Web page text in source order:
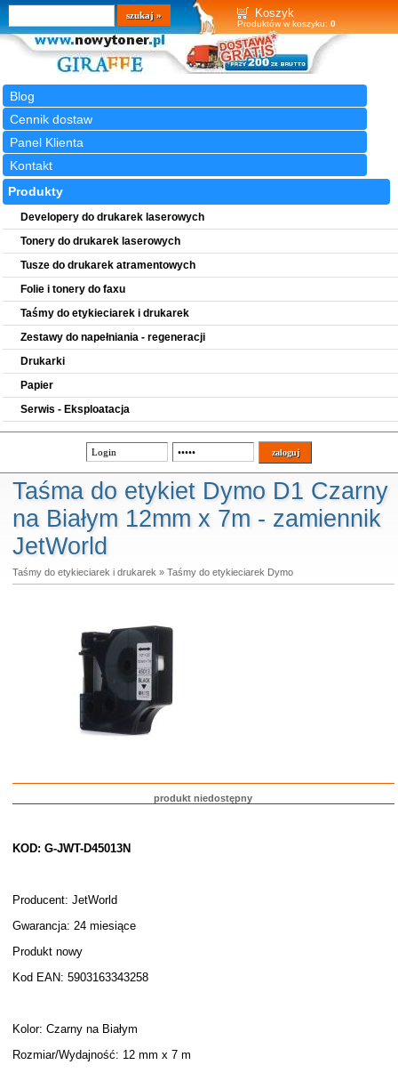
Koszyk
Produktów w koszyku: 0
Blog
Cennik dostaw
Panel Klienta
Kontakt
Wyszukiwarka
szukaj
Produkty
Developery do drukarek laserowych
Tonery do drukarek laserowych
Tusze do drukarek atramentowych
Folie i tonery do faxu
Taśmy do etykieciarek i drukarek
Zestawy do napełniania - regeneracji
Drukarki
Papier
Serwis - Eksploatacja
Taśma do etykiet Dymo D1 Czarny
na Białym 12mm x 7m - zamiennik
JetWorld
Taśmy do etykieciarek i drukarek » Taśmy do etykieciarek Dymo
produkt niedostępny
KOD: G-JWT-D45013N
Producent: JetWorld
Gwarancja: 24 miesiące
Produkt nowy
Kod EAN: 5903163343258
Kolor: Czarny na Białym
Rozmiar/Wydajność: 12 mm x 7 m